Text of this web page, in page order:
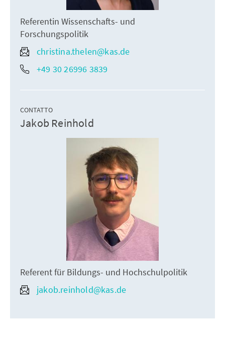
Referentin Wissenschafts- und
Forschungspolitik
christina.thelen@kas.de
+49 30 26996 3839
CONTATTO
Jakob Reinhold
Referent für Bildungs- und Hochschulpolitik
jakob.reinhold@kas.de